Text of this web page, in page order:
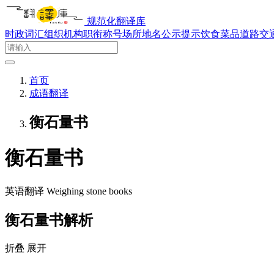
规范化翻译库
时政词汇组织机构职衔称号场所地名公示提示饮食菜品道路交
首页
成语翻译
衡石量书
衡石量书
英语翻译 Weighing stone books
衡石量书解析
折叠 展开